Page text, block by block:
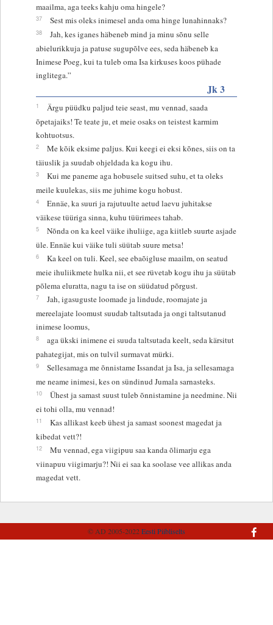
maailma, aga teeks kahju oma hingele?
37 Sest mis oleks inimesel anda oma hinge lunahinnaks?
38
Jah, kes iganes häbeneb mind ja minu sõnu selle
abielurikkuja ja patuse sugupõlve ees, seda häbeneb ka
Inimese Poeg, kui ta tuleb oma Isa kirkuses koos pühade
inglitega.”
Jk 3
1
Ärgu püüdku paljud teie seast, mu vennad, saada
õpetajaiks! Te teate ju, et meie osaks on teistest karmim
kohtuotsus.
2
Me kõik eksime paljus. Kui keegi ei eksi kõnes, siis on ta
täiuslik ja suudab ohjeldada ka kogu ihu.
3
Kui me paneme aga hobusele suitsed suhu, et ta oleks
meile kuulekas, siis me juhime kogu hobust.
4
Ennäe, ka suuri ja rajutuulte aetud laevu juhitakse
väikese tüüriga sinna, kuhu tüürimees tahab.
5
Nõnda on ka keel väike ihuliige, aga kiitleb suurte asjade
üle. Ennäe kui väike tuli süütab suure metsa!
6
Ka keel on tuli. Keel, see ebaõigluse maailm, on seatud
meie ihuliikmete hulka nii, et see rüvetab kogu ihu ja süütab
põlema eluratta, nagu ta ise on süüdatud põrgust.
7
Jah, igasuguste loomade ja lindude, roomajate ja
mereelajate loomust suudab taltsutada ja ongi taltsutanud
inimese loomus,
8
aga ükski inimene ei suuda taltsutada keelt, seda kärsitut
pahategijat, mis on tulvil surmavat mürki.
9
Sellesamaga me õnnistame Issandat ja Isa, ja sellesamaga
me neame inimesi, kes on sündinud Jumala sarnasteks.
10
Ühest ja samast suust tuleb õnnistamine ja needmine. Nii
ei tohi olla, mu vennad!
11
Kas allikast keeb ühest ja samast soonest magedat ja
kibedat vett?!
12
Mu vennad, ega viigipuu saa kanda õlimarju ega
viinapuu viigimarju?! Nii ei saa ka soolase vee allikas anda
magedat vett.
© AD 2005-2022Eesti Piibliselts